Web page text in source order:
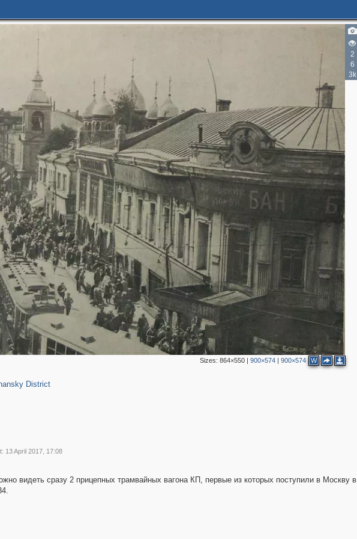
2
6
3k
Sizes: 864×550| 900×574| 900×574 W
District
2
13 April 2017, 17:08
видеть сразу 2 прицепных трамвайных вагона КП, первые из которых поступили в Москву в